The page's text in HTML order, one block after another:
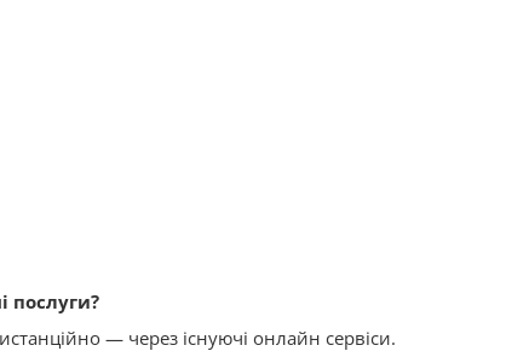
послуги?
— через існуючі онлайн сервіси.